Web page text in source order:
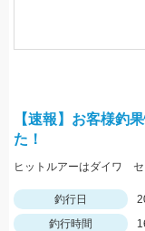
【速報】お客様釣
た！
釣行日
釣行時間